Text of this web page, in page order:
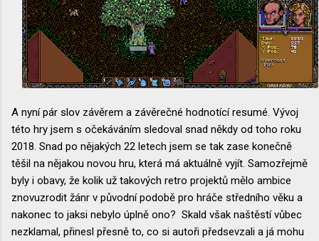
A nyní pár slov závěrem a závěrečné hodnotící resumé. Vývoj
této hry jsem s očekáváním sledoval snad někdy od toho roku
2018. Snad po nějakých 22 letech jsem se tak zase konečně
těšil na nějakou novou hru, která má aktuálně vyjít. Samozřejmě
byly i obavy, že kolik už takových retro projektů mělo ambice
znovuzrodit žánr v původní podobě pro hráče středního věku a
nakonec to jaksi nebylo úplně ono? Skald však naštěstí vůbec
nezklamal, přinesl přesně to, co si autoři předsevzali a já mohu